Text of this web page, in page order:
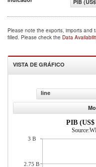
PIB
Please note the exports, imports
filled. Please check the Data
VISTA DE GRÁFICO
line
PIB (US$
3 B
2.75 B